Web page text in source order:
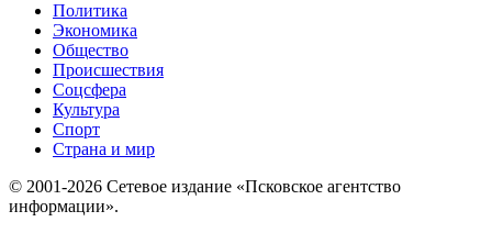
Политика
Экономика
Общество
Происшествия
Соцсфера
Культура
Спорт
Страна и мир
© 2001-2026 Сетевое издание «Псковское агентство
информации».